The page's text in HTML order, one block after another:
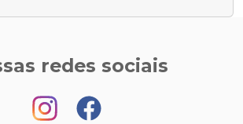
redes sociais